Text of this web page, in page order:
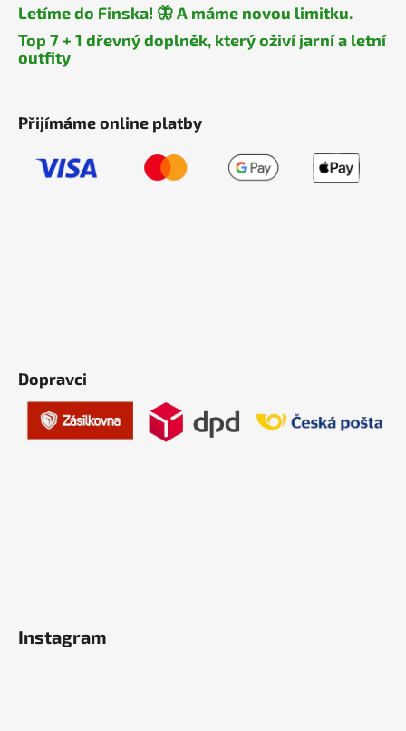
Letíme do Finska! 🦋 A máme novou limitku.
Top 7 + 1 dřevný doplněk, který oživí jarní a letní
outfity
Přijímáme online platby
Dopravci
Instagram